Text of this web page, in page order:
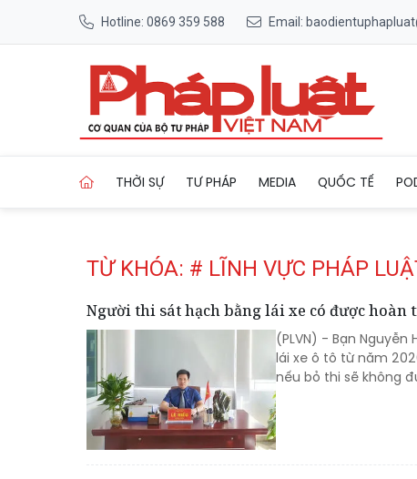
Hotline: 0869 359 588 Email:
THỜI SỰ TƯ PHÁP MEDIA QUỐC TẾ
TỪ KHÓA: # LĨNH VỰC PHÁP
Người thi sát hạch bằng lái xe có được hoàn
(PLVN) - Bạn
lái xe ô tô từ năm
nếu bỏ thi sẽ không